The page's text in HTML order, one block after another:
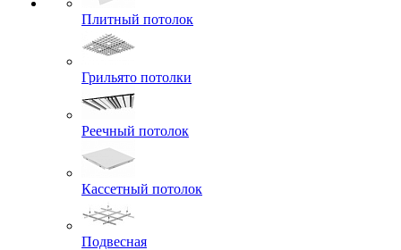
Плитный потолок
Грильято потолки
Реечный потолок
Кассетный потолок
Подвесная